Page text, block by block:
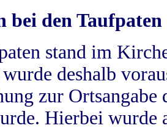
bei den Taufpaten
stand im
deshalb
zur
Hierbei wurde